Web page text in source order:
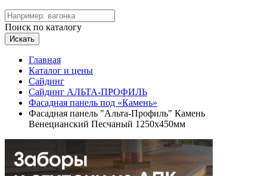
Поиск по каталогу
Искать
Главная
Каталог и цены
Сайдинг
Сайдинг АЛЬТА-ПРОФИЛЬ
Фасадная панель под «Камень»
Фасадная панель "Альта-Профиль" Камень
Венецианский Песчаный 1250х450мм